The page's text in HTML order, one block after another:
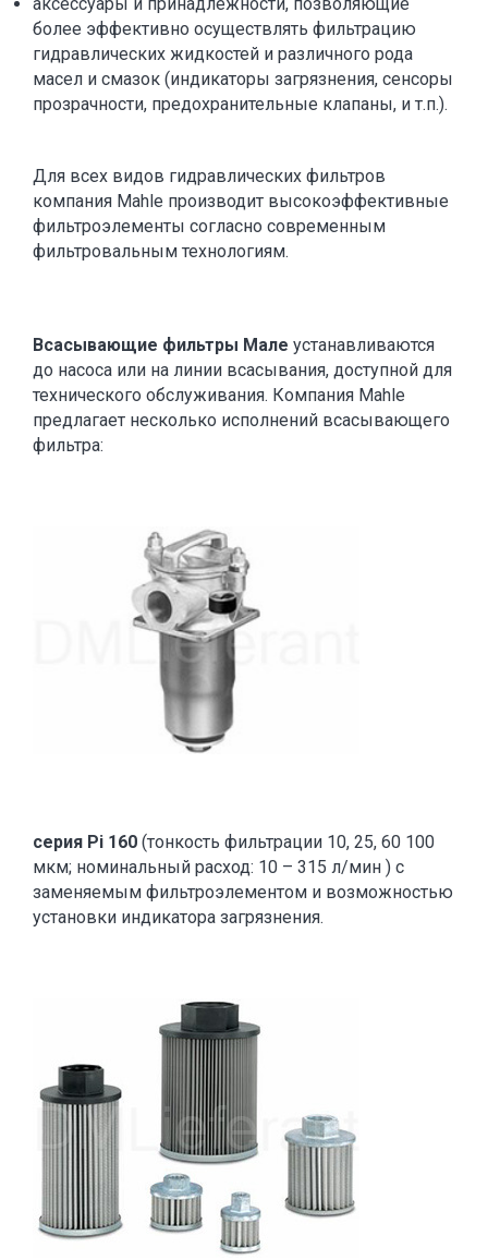
более эффективно осуществлять фильтрацию
гидравлических жидкостей и различного рода
масел и смазок (индикаторы загрязнения, сенсоры
прозрачности, предохранительные клапаны, и т.п.).
Для всех видов гидравлических фильтров
компания Mahle производит высокоэффективные
фильтроэлементы согласно современным
фильтровальным технологиям.
Всасывающие фильтры Мале устанавливаются
до насоса или на линии всасывания, доступной для
технического обслуживания. Компания Mahle
предлагает несколько исполнений всасывающего
фильтра:
серия Pi 160 (тонкость фильтрации 10, 25, 60 100
мкм; номинальный расход: 10 – 315 л/мин ) с
заменяемым фильтроэлементом и возможностью
установки индикатора загрязнения.